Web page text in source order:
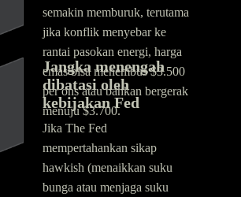
semakin memburuk, terutama
jika konflik menyebar ke
rantai pasokan energi, harga
emas bisa menembus $3.500
per ons atau bahkan bergerak
menuju $3.700.
Jangka menengah
dibatasi oleh
kebijakan Fed
Jika The Fed
mempertahankan sikap
hawkish (menaikkan suku
bunga atau menjaga suku